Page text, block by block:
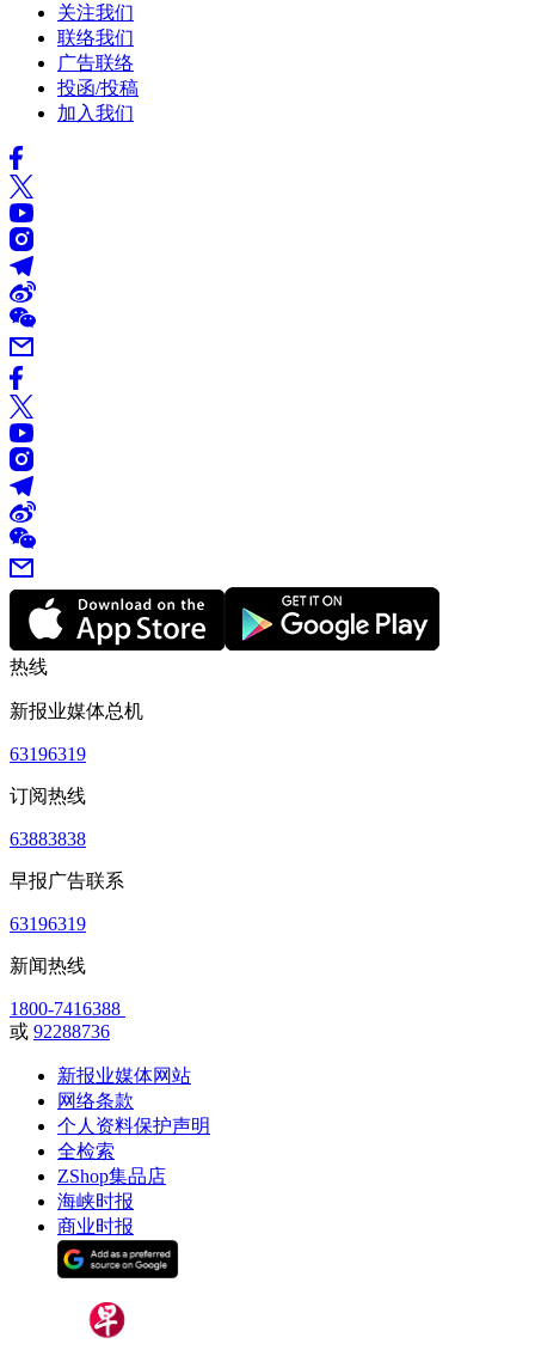
关注我们
联络我们
广告联络
投函/投稿
加入我们
热线
新报业媒体总机
63196319
订阅热线
63883838
早报广告联系
63196319
新闻热线
1800-7416388
或 92288736
新报业媒体网站
网络条款
个人资料保护声明
全检索
ZShop集品店
海峡时报
商业时报